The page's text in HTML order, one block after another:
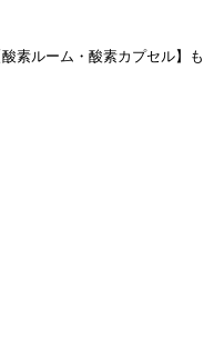
素ルーム・酸素カプセル】